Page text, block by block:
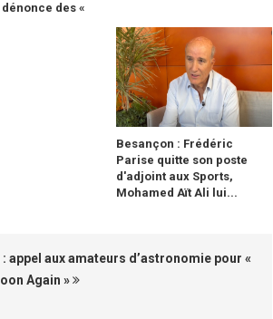
des «
Besançon : Frédéric
Parise quitte son poste
d'adjoint aux Sports,
Mohamed Aït Ali lui...
appel aux amateurs d’astronomie pour «
Again »